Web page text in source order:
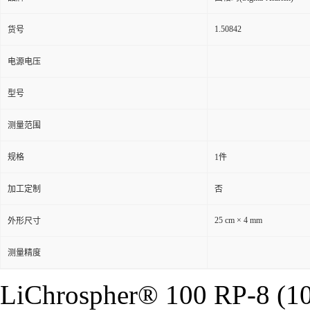
货号 1.50842
电源电压
型号
测量范围
规格 1件
加工定制 否
外形尺寸 25 cm × 4 mm
测量精度
LiChrospher® 100 RP-8